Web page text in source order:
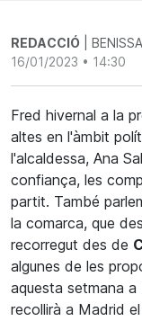
REDACCIÓ | BENISSA
16/01/2023 • 14:30
Fred hivernal a la
altes en l'àmbit
l'alcaldessa, Ana
confiança, les
partit. També
la comarca, que
recorregut des de
algunes de les
aquesta setmana a
recollirà a Madrid